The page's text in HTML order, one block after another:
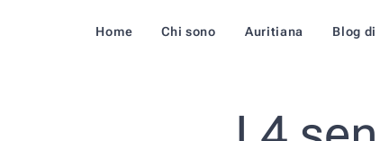
Home Chi sono Auritiana Blog di